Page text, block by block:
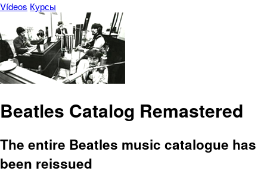
Vídeos Курсы
Beatles Catalog Remastered
The entire Beatles music catalogue has
been reissued